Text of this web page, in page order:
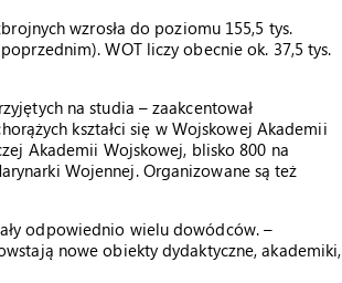
wzrosła do poziomu 155,5 tys.
WOT liczy obecnie ok. 37,5 tys.
na studia – zaakcentował
kształci się w Wojskowej Akademii
Akademii Wojskowej, blisko 800 na
Wojennej. Organizowane są też
odpowiednio wielu dowódców. –
nowe obiekty dydaktyczne, akademiki,